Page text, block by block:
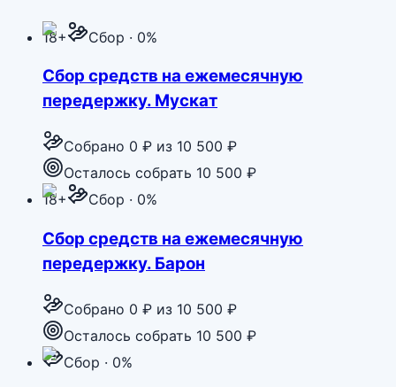
18+ Сбор · 0%
Сбор средств на ежемесячную
передержку. Мускат
Собрано 0 ₽ из 10 500 ₽
Осталось собрать 10 500 ₽
18+
Сбор · 0%
Сбор средств на ежемесячную
передержку. Барон
Собрано 0 ₽ из 10 500 ₽
Осталось собрать 10 500 ₽
Сбор · 0%